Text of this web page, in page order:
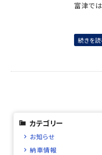
富津で
続きを
カテゴリー
お知らせ
納車情報